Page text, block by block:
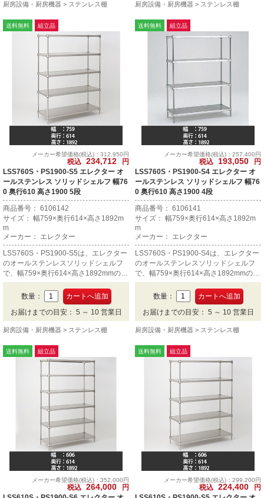
厨房設備・厨房機器 ステンレス棚 厨房設備・厨房機器 ステンレス棚
送料無料 組立品
メーカー希望価格(税込)：312,950円
税込 234,712
円
LSS760S・PS1900-S5 エレクター オ
ールステンレス ソリッドシェルフ 幅76
0 奥行610 高さ1900 5段
商品番号： 6106142
サイズ： 幅759×奥行614×高さ1892m
m
メーカー： エレクター
LSS760S・PS1900-S5は、エレクター
のオールステンレスソリッドシェルフ
で、幅759×奥行614×高さ1892mmの5
段です。
数量：
お届けまでの目安： 5 ～ 10 営業日
厨房設備・厨房機器 ステンレス棚
送料無料 組立品
メーカー希望価格(税込)：257,400円
税込 193,050
円
LSS760S・PS1900-S4 エレクター オ
ールステンレス ソリッドシェルフ 幅76
0 奥行610 高さ1900 4段
商品番号： 6106141
サイズ： 幅759×奥行614×高さ1892m
m
メーカー： エレクター
LSS760S・PS1900-S4は、エレクター
のオールステンレスソリッドシェルフ
で、幅759×奥行614×高さ1892mmの4
段です。
数量：
お届けまでの目安： 5 ～ 10 営業日
厨房設備・厨房機器 ステンレス棚
送料無料 組立品
メーカー希望価格(税込)：352,000円
税込 264,000
円
送料無料 組立品
メーカー希望価格(税込)：299,200円
税込 224,400
円